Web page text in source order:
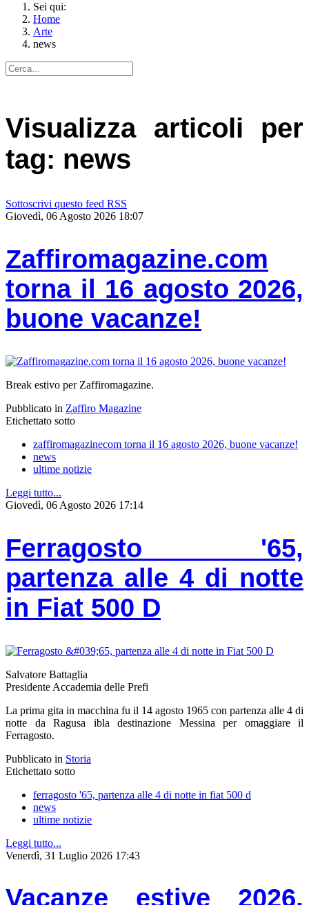
Sei qui:
Home
Arte
news
Visualizza articoli per
tag: news
Sottoscrivi questo feed RSS
Giovedì, 06 Agosto 2026 18:07
Zaffiromagazine.com
torna il 16 agosto 2026,
buone vacanze!
Break estivo per Zaffiromagazine.
Pubblicato in Zaffiro Magazine
Etichettato sotto
zaffiromagazinecom torna il 16 agosto 2026, buone vacanze!
news
ultime notizie
Leggi tutto...
Giovedì, 06 Agosto 2026 17:14
Ferragosto '65,
partenza alle 4 di notte
in Fiat 500 D
Salvatore Battaglia
Presidente Accademia delle Prefi
La prima gita in macchina fu il 14 agosto 1965 con partenza alle 4 di
notte da Ragusa ibla destinazione Messina per omaggiare il
Ferragosto.
Pubblicato in Storia
Etichettato sotto
ferragosto '65, partenza alle 4 di notte in fiat 500 d
news
ultime notizie
Leggi tutto...
Venerdì, 31 Luglio 2026 17:43
Vacanze estive 2026,